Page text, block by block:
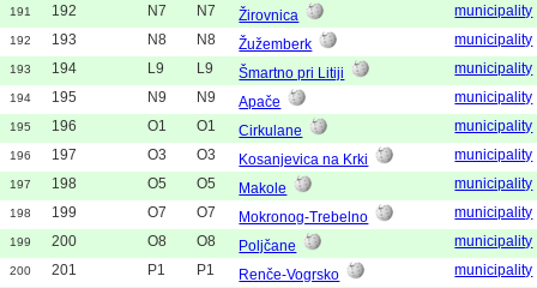
191 192 N7 N7 Žirovnica municipality
192 193 N8 N8 Žužemberk municipality
193 194 L9 L9 Šmartno pri Litiji municipality
194 195 N9 N9 Apače municipality
195 196 O1 O1 Cirkulane municipality
196 197 O3 O3 Kosanjevica na Krki municipality
197 198 O5 O5 Makole municipality
198 199 O7 O7 Mokronog-Trebelno municipality
199 200 O8 O8 Poljčane municipality
200 201 P1 P1 Renče-Vogrsko municipality